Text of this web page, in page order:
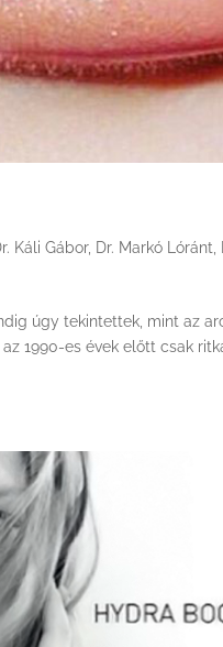
Káli Gábor, Dr. Markó Lóránt
úgy tekintettek, mint az
1990-es évek előtt csak